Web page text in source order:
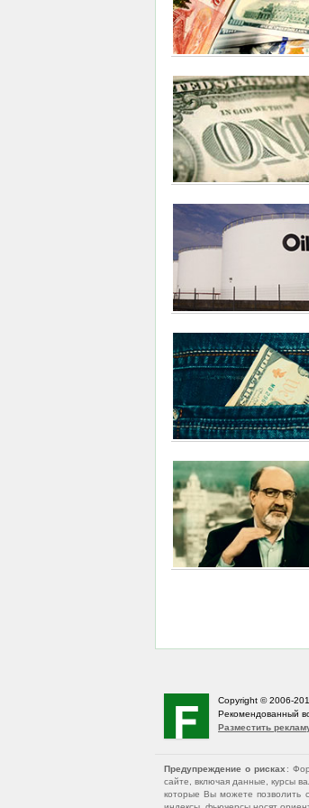
Copyright © 2006-
Рекомендованный
Разместить
Предупреждение о рисках :
сайте, включая данные, курсы
которые Вы можете позволить